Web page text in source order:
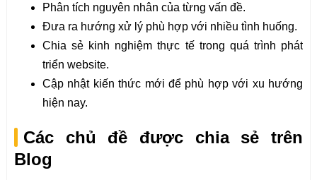
Phân tích nguyên nhân của từng vấn đề.
Đưa ra hướng xử lý phù hợp với nhiều tình huống.
Chia sẻ kinh nghiệm thực tế trong quá trình phát
triển website.
Cập nhật kiến thức mới để phù hợp với xu hướng
hiện nay.
Các chủ đề được chia sẻ trên
Blog